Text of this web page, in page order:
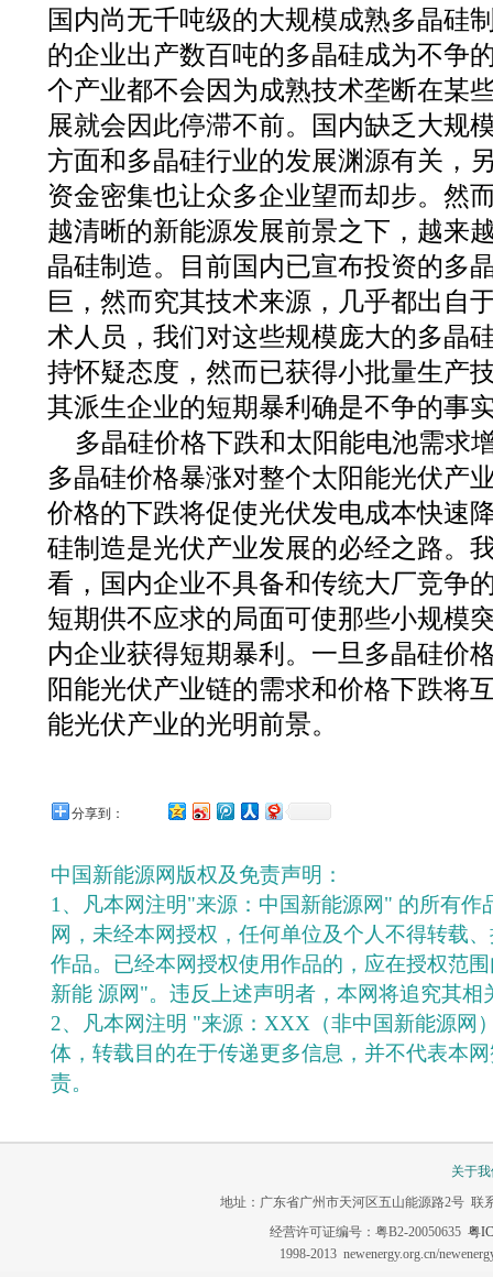
国内尚无千吨级的大规模成熟多晶硅
的企业出产数百吨的多晶硅成为不争
个产业都不会因为成熟技术垄断在某
展就会因此停滞不前。国内缺乏大规
方面和多晶硅行业的发展渊源有关，
资金密集也让众多企业望而却步。然
越清晰的新能源发展前景之下，越来
晶硅制造。目前国内已宣布投资的多
巨，然而究其技术来源，几乎都出自
术人员，我们对这些规模庞大的多晶
持怀疑态度，然而已获得小批量生产
其派生企业的短期暴利确是不争的事
多晶硅价格下跌和太阳能电池需求
多晶硅价格暴涨对整个太阳能光伏产
价格的下跌将促使光伏发电成本快速
硅制造是光伏产业发展的必经之路。
看，国内企业不具备和传统大厂竞争
短期供不应求的局面可使那些小规模
内企业获得短期暴利。一旦多晶硅价
阳能光伏产业链的需求和价格下跌将
能光伏产业的光明前景。
分享到：
中国新能源网版权及免责声明：
1、凡本网注明"来源：中国新能源网" 的所有作
网，未经本网授权，任何单位及个人不得转载
作品。已经本网授权使用作品的，应在授权范
新能 源网"。违反上述声明者，本网将追究其相
2、凡本网注明 "来源：XXX（非中国新能源网
体，转载目的在于传递更多信息，并不代表本
责。
关于
地址：广东省广州市天河区五山能源路2号 联
经营许可证编号：粤B2-20050635 粤
1998-2013 newenergy.org.cn/